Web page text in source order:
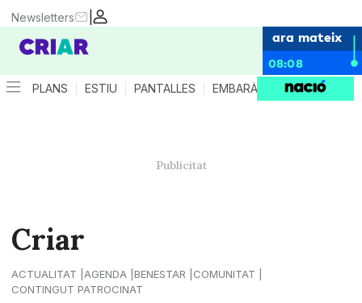
|
Newsletters
ara mateix
08:08
PLANS ESTIU PANTALLES EMBARÀS CRIANÇA
Criar
ACTUALITAT AGENDA BENESTAR
COMUNITAT
CONTINGUT PATROCINAT